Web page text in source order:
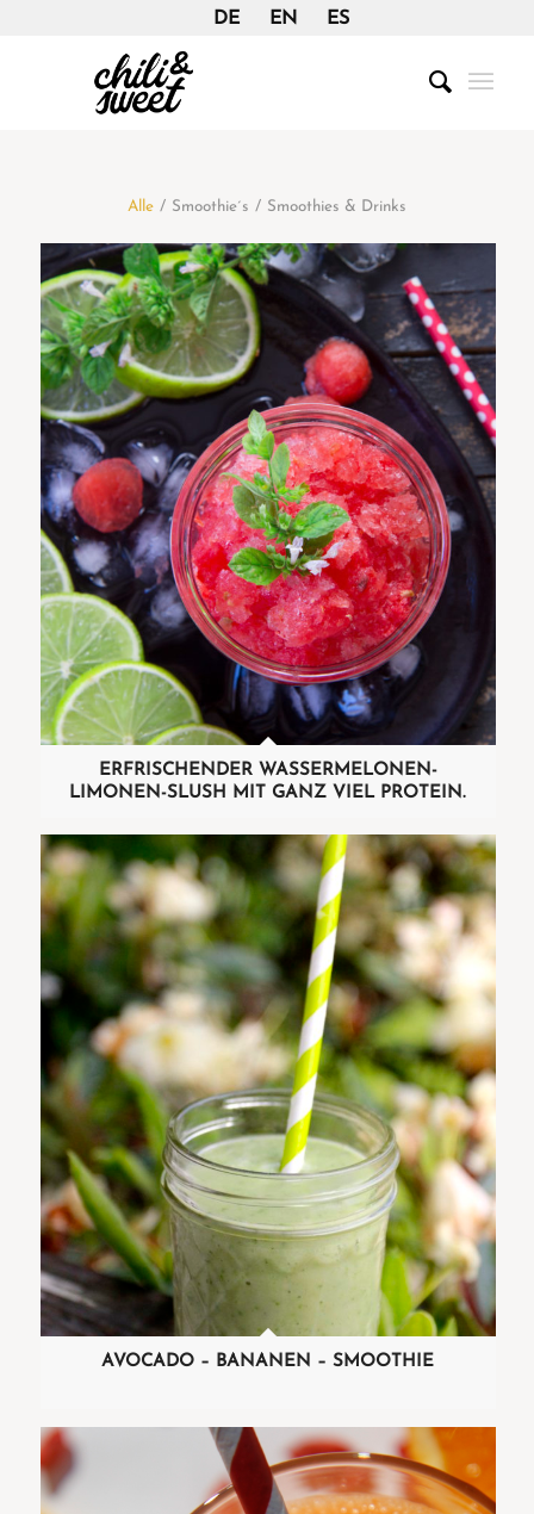
DE EN ES
Alle / Smoothie´s / Smoothies & Drinks
ERFRISCHENDER WASSERMELONEN-
LIMONEN-SLUSH MIT GANZ VIEL PROTEIN.
AVOCADO – BANANEN – SMOOTHIE